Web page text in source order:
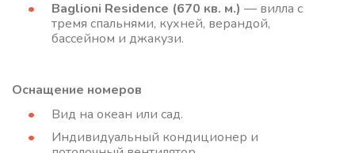
Baglioni Residence (670 кв. м.) — вилла с
тремя спальнями, кухней, верандой,
бассейном и джакузи.
Оснащение номеров
Вид на океан или сад.
Индивидуальный кондиционер и